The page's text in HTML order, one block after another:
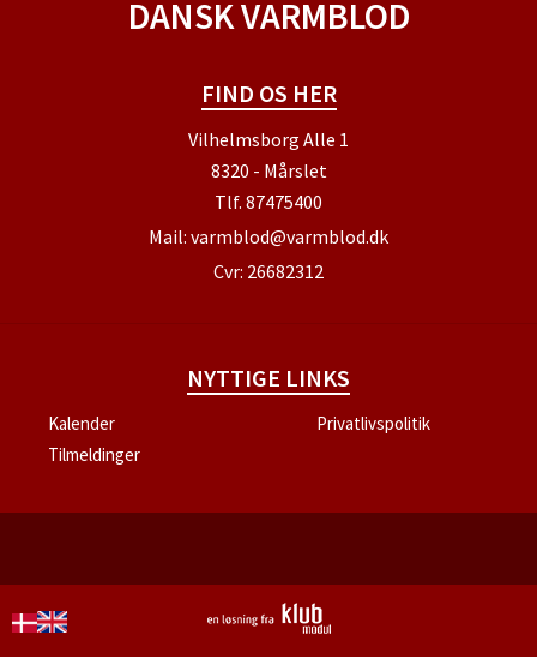
DANSK VARMBLOD
FIND OS HER
Vilhelmsborg Alle 1
8320 - Mårslet
Tlf. 87475400
Mail: varmblod@varmblod.dk
Cvr: 26682312
NYTTIGE LINKS
Kalender
Privatlivspolitik
Tilmeldinger